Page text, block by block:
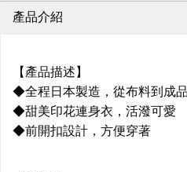
產品介紹
【產品描述】
◆全程日本製造，從布料到成
◆甜美印花連身衣，活潑可愛
◆前開扣設計，方便穿著